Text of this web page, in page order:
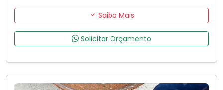
Saiba Mais
Solicitar Orçamento